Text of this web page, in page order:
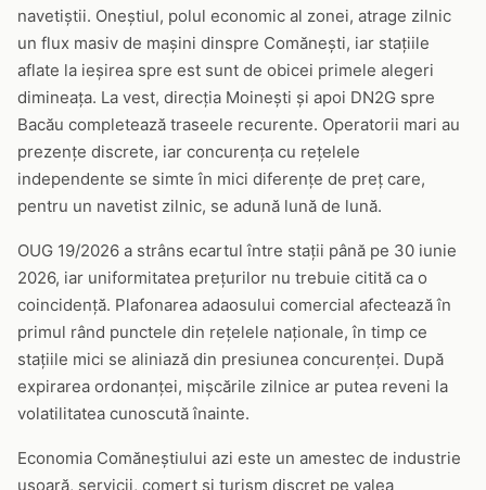
navetiștii. Oneștiul, polul economic al zonei, atrage zilnic
un flux masiv de mașini dinspre Comănești, iar stațiile
aflate la ieșirea spre est sunt de obicei primele alegeri
dimineața. La vest, direcția Moinești și apoi DN2G spre
Bacău completează traseele recurente. Operatorii mari au
prezențe discrete, iar concurența cu rețelele
independente se simte în mici diferențe de preț care,
pentru un navetist zilnic, se adună lună de lună.
OUG 19/2026 a strâns ecartul între stații până pe 30 iunie
2026, iar uniformitatea prețurilor nu trebuie citită ca o
coincidență. Plafonarea adaosului comercial afectează în
primul rând punctele din rețelele naționale, în timp ce
stațiile mici se aliniază din presiunea concurenței. După
expirarea ordonanței, mișcările zilnice ar putea reveni la
volatilitatea cunoscută înainte.
Economia Comăneștiului azi este un amestec de industrie
ușoară, servicii, comerț și turism discret pe valea